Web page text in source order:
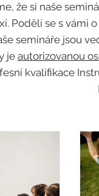
že si naše
Podělí se s vámi
semináře jsou
jeautorizovanou
kvalifikace